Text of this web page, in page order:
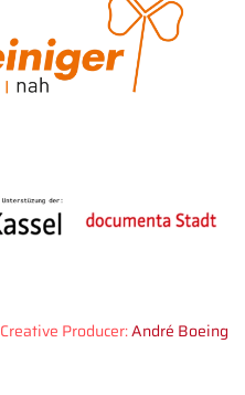
Creative Producer:André Boeing